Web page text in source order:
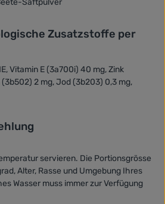
Zusatzstoffe per
Vitamin E (3a700i) 40 mg, Zink
2 mg, Jod (3b203) 0,3 mg,
servieren. Die Portionsgrösse
Alter, Rasse und Umgebung Ihres
Wasser muss immer zur Verfügung